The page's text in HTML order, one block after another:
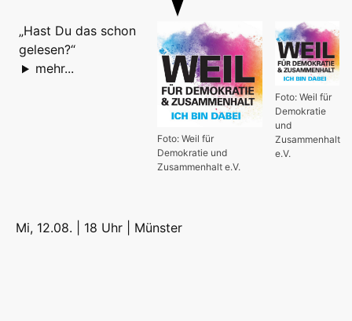
Foto: Weil für
Demokratie
und
Zusammenhalt
e.V.
Foto: Weil für
Demokratie und
Zusammenhalt e.V.
„Hast Du das schon
gelesen?“
mehr...
Mi, 12.08. | 18 Uhr | Münster